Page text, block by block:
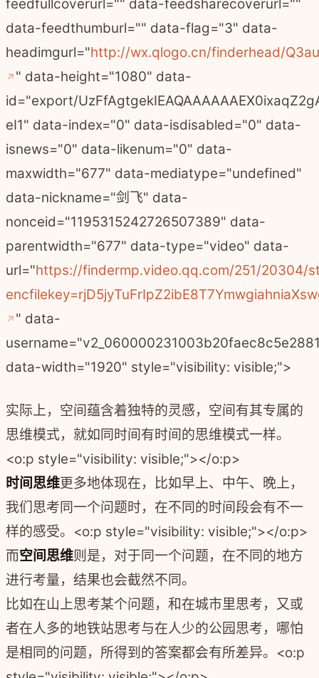
feedfullcoverurl="" data-feedsharecoverurl=""
data-feedthumburl="" data-flag="3" data-
headimgurl="http://wx.qlogo.cn/finderhead/
" data-height="1080" data-
id="export/
eI1" data-index="0" data-isdisabled="0" data-
isnews="0" data-likenum="0" data-
maxwidth="677" data-mediatype="undefined"
data-nickname="剑飞" data-
nonceid="1195315242726507389" data-
parentwidth="677" data-type="video" data-
url="https://findermp.video.qq.com/251/20304/
" data-
data-width="1920" style="visibility: visible;">
实际上，空间蕴含着独特的灵感，空间有其专属的
思维模式，就如同时间有时间的思维模式一样。
<o:p style="visibility: visible;"></o:p>
时间思维更多地体现在，比如早上、中午、晚上，
我们思考同一个问题时，在不同的时间段会有不一
样的感受。 <o:p style="visibility: visible;"></o:p>
而空间思维则是，对于同一个问题，在不同的地方
进行考量，结果也会截然不同。
比如在山上思考某个问题，和在城市里思考，又或
者在人多的地铁站思考与在人少的公园思考，哪怕
是相同的问题，所得到的答案都会有所差异。 <o:p